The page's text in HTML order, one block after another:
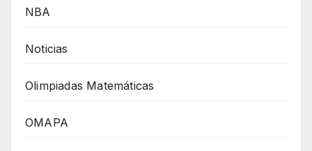
NBA
Noticias
Olimpiadas Matemáticas
OMAPA